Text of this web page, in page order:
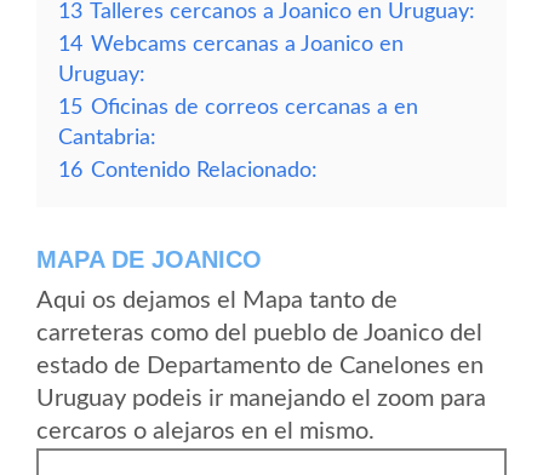
13 Talleres cercanos a Joanico en Uruguay:
14 Webcams cercanas a Joanico en
Uruguay:
15 Oficinas de correos cercanas a en
Cantabria:
16 Contenido Relacionado:
MAPA DE JOANICO
Aqui os dejamos el Mapa tanto de
carreteras como del pueblo de Joanico del
estado de Departamento de Canelones en
Uruguay podeis ir manejando el zoom para
cercaros o alejaros en el mismo.